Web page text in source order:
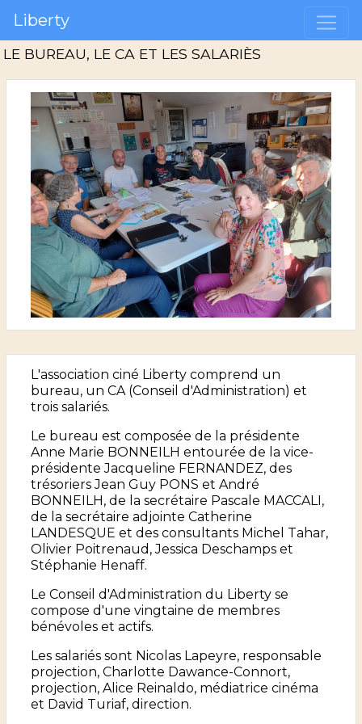
Liberty
LE BUREAU, LE CA ET LES SALARIÈS
L'association ciné Liberty comprend un
bureau, un CA (Conseil d'Administration) et
trois salariés.
Le bureau est composée de la présidente
Anne Marie BONNEILH entourée de la vice-
présidente Jacqueline FERNANDEZ, des
trésoriers Jean Guy PONS et André
BONNEILH, de la secrétaire Pascale MACCALI,
de la secrétaire adjointe Catherine
LANDESQUE et des consultants Michel Tahar,
Olivier Poitrenaud, Jessica Deschamps et
Stéphanie Henaff.
Le Conseil d'Administration du Liberty se
compose d'une vingtaine de membres
bénévoles et actifs.
Les salariés sont Nicolas Lapeyre, responsable
projection, Charlotte Dawance-Connort,
projection, Alice Reinaldo, médiatrice cinéma
et David Turiaf, direction.